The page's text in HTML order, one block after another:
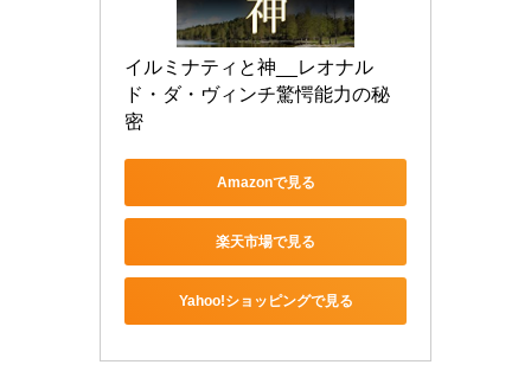
イルミナティと神__レオナル
ド・ダ・ヴィンチ驚愕能力の秘
密
Amazonで見る
楽天市場で見る
Yahoo!ショッピングで見る